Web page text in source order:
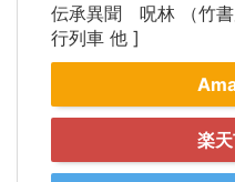
伝承異聞 呪林 （竹
行列車 他 ]
楽